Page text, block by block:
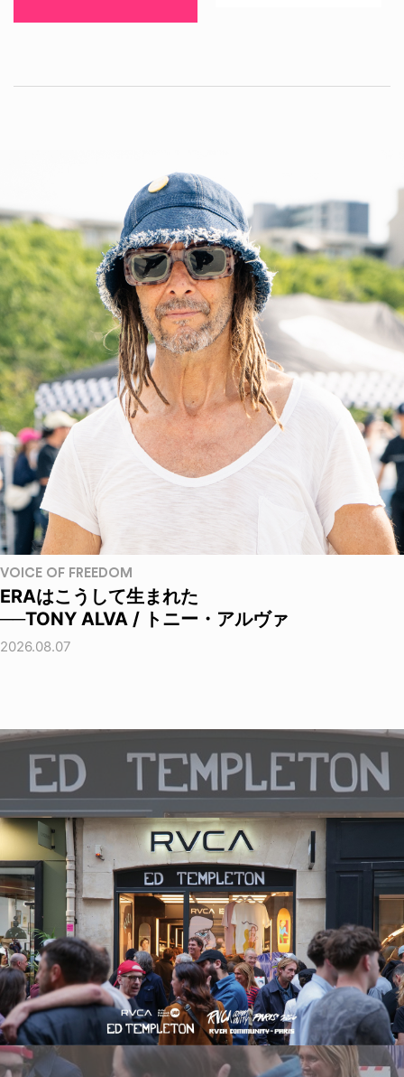
VOICE OF FREEDOM
ERAはこうして生まれた
──TONY ALVA / トニー・アルヴァ
2026.08.07